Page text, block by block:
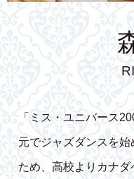
「ミス・ユニバース
元でジャズダンスを
ため、高校よりカナ